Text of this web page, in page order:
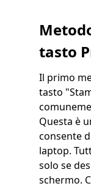
tasto
Il primo
tasto
Questa è
consente
laptop.
solo se
schermo.